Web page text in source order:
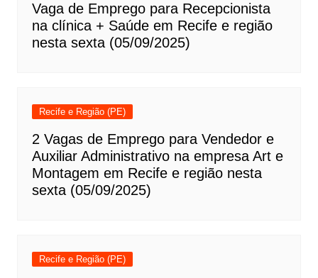
Vaga de Emprego para Recepcionista
na clínica + Saúde em Recife e região
nesta sexta (05/09/2025)
Recife e Região (PE)
2 Vagas de Emprego para Vendedor e
Auxiliar Administrativo na empresa Art e
Montagem em Recife e região nesta
sexta (05/09/2025)
Recife e Região (PE)